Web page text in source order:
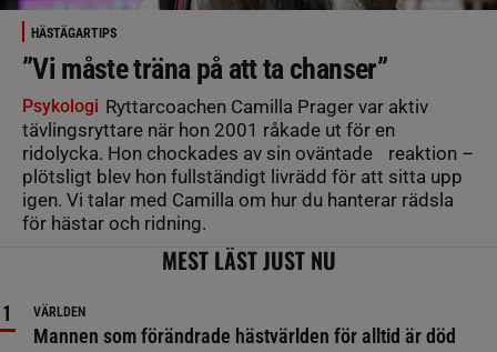
HÄSTÄGARTIPS
”Vi måste träna på att ta chanser”
Psykologi Ryttarcoachen Camilla Prager var aktiv
tävlingsryttare när hon 2001 råkade ut för en
ridolycka. Hon chockades av sin oväntade reaktion –
plötsligt blev hon fullständigt livrädd för att sitta upp
igen. Vi talar med Camilla om hur du hanterar rädsla
för hästar och ridning.
MEST LÄST JUST NU
VÄRLDEN
Mannen som förändrade hästvärlden för alltid är död